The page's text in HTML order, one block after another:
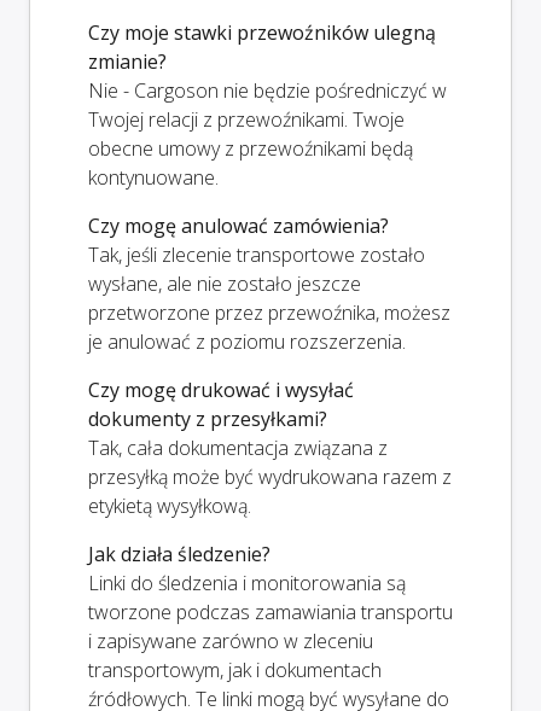
Czy moje stawki przewoźników ulegną
zmianie?
Nie - Cargoson nie będzie pośredniczyć w
Twojej relacji z przewoźnikami. Twoje
obecne umowy z przewoźnikami będą
kontynuowane.
Czy mogę anulować zamówienia?
Tak, jeśli zlecenie transportowe zostało
wysłane, ale nie zostało jeszcze
przetworzone przez przewoźnika, możesz
je anulować z poziomu rozszerzenia.
Czy mogę drukować i wysyłać
dokumenty z przesyłkami?
Tak, cała dokumentacja związana z
przesyłką może być wydrukowana razem z
etykietą wysyłkową.
Jak działa śledzenie?
Linki do śledzenia i monitorowania są
tworzone podczas zamawiania transportu
i zapisywane zarówno w zleceniu
transportowym, jak i dokumentach
źródłowych. Te linki mogą być wysyłane do